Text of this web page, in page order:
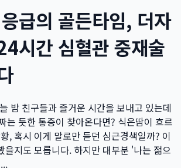
급의 골든타임, 더자
시간 심혈관 중재술
밤 친구들과 즐거운 시간을 보내고 있는데
는 듯한 통증이 찾아온다면? 식은땀이 흐르
, 혹시 이게 말로만 듣던 심근경색일까? 이
을지도 모릅니다. 하지만 대부분 '나는 젊으